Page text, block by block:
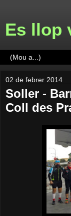
Es llop
02 de febrer 2014
Soller -
Coll des